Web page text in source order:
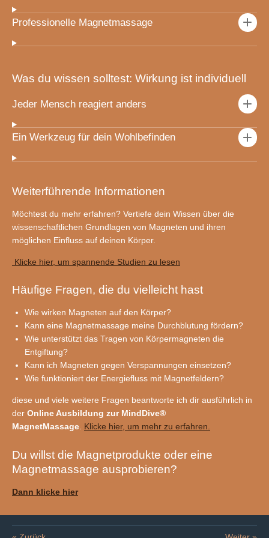
Professionelle Magnetmassage
Was du wissen solltest: Wirkung ist individuell
Jeder Mensch reagiert anders
Ein Werkzeug für dein Wohlbefinden
Weiterführende Informationen
Möchtest du mehr erfahren? Vertiefe dein Wissen über die
wissenschaftlichen Grundlagen von Magneten und ihren
möglichen Einfluss auf deinen Körper.
Klicke hier, um spannende Studien zu lesen
Häufige Fragen, die du vielleicht hast
Wie wirken Magneten auf den Körper?
Kann eine Magnetmassage meine Durchblutung fördern?
Wie unterstützt das Tragen von Körpermagneten die
Entgiftung?
Kann ich Magneten gegen Verspannungen einsetzen?
Wie funktioniert der Energiefluss mit Magnetfeldern?
diese und viele weitere Fragen beantworte ich dir ausführlich in
der Online Ausbildung zur MindDive®
MagnetMassage. Klicke hier, um mehr zu erfahren.
Du willst die Magnetprodukte oder eine
Magnetmassage ausprobieren?
Dann klicke hier